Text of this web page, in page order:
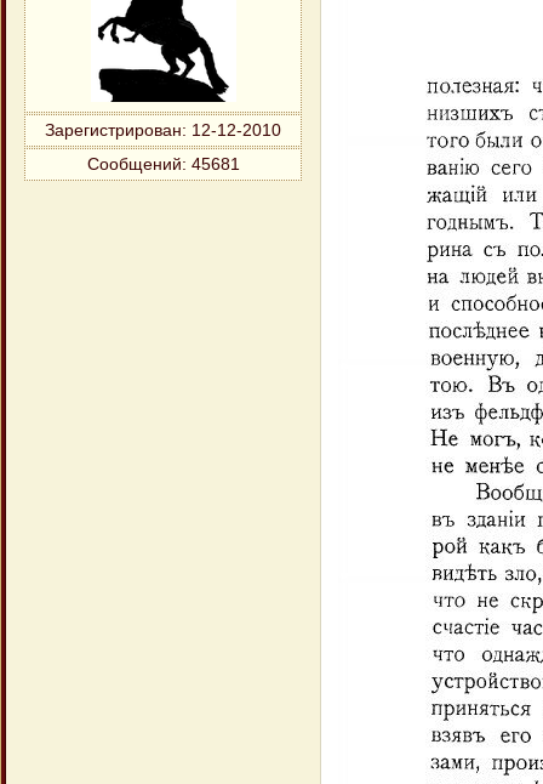
Зарегистрирован: 12-12-2010
Сообщений: 45681